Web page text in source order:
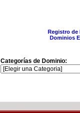
Registro de
Dominios
Categorías de Dominio: